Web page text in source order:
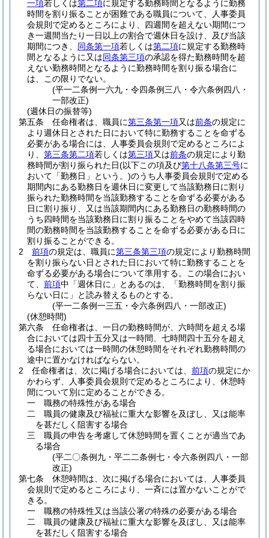
一項若しくは第二項に規定する勤務時間となるように勤務
時間を割り振ることが困難である職員について、人事委員
会規則で定めるところにより、四週間を超えない期間につ
き一週間当たり一日以上の割合で週休日を設け、及び当該
期間につき、 同条第一項若しくは第二項に規定する勤務時
間となるように又は同条第三項の承認を得た勤務時間を超
えない勤務時間となるように勤務時間を割り振る場合に
は、この限りでない。
(平一二条例一六九・令四条例三八・令六条例四八・
一部改正)
(週休日の振替等)
第五条
任命権者は、職員に第三条第一項又は前条の規定に
より週休日とされた日において特に勤務することを命ずる
必要がある場合には、人事委員会規則で定めるところによ
り、 第三条第二項若しくは第三項又は前条の規定により勤
務時間が割り振られた日(以下この項及び第十八条第三号に
おいて「勤務日」という。)のうち人事委員会規則で定める
期間内にある勤務日を週休日に変更して当該勤務日に割り
振られた勤務時間を当該勤務することを命ずる必要がある
日に割り振り、又は当該期間内にある勤務日の勤務時間の
うち四時間を当該勤務日に割り振ることをやめて当該四時
間の勤務時間を当該勤務することを命ずる必要がある日に
割り振ることができる。
2
前項の規定は、職員に第三条第三項の規定により勤務時間
を割り振らない日とされた日において特に勤務することを
命ずる必要がある場合について準用する。
この場合におい
て、 前項中「週休日に」とあるのは、「勤務時間を割り振
らない日に」と読み替えるものとする。
(平一二条例一三五・令六条例四八・一部改正)
(休憩時間)
第六条
任命権者は、一日の勤務時間が、六時間を超える場
合においては四十五分又は一時間、七時間四十五分を超え
る場合においては一時間の休憩時間をそれぞれ勤務時間の
途中に置かなければならない。
2
任命権者は、次に掲げる場合においては、 前項の規定にか
かわらず、人事委員会規則で定めるところにより、休憩時
間について別に定めることができる。
一
職務の特殊性がある場合
二
職員の健康及び福祉に重大な影響を及ぼし、又は能率
を甚だしく阻害する場合
三
職員の申告を考慮して休憩時間を置くことが適当であ
る場合
(平二〇条例九・平二二条例七・令六条例四八・一部
改正)
第七条
休憩時間は、次に掲げる場合においては、人事委員
会規則で定めるところにより、一斉には置かないことがで
きる。
一
職務の特殊性又は当該公署の特殊の必要がある場合
二
職員の健康及び福祉に重大な影響を及ぼし、又は能率
を甚だしく阻害する場合